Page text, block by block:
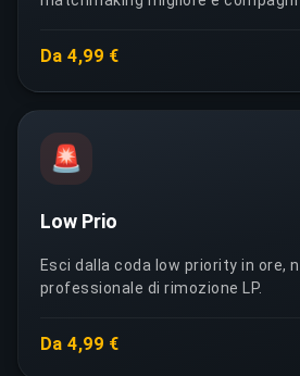
Da 4,99 €
🚨
Low Prio
Esci dalla coda low priority in ore,
professionale di rimozione LP.
Da 4,99 €